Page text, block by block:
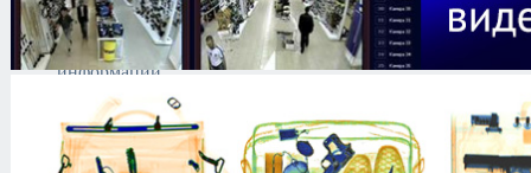
оборудование
Поиск и выявление
каналов утечки
информации
Технические средства
защиты информации
Тепловизоры
Криминалистическая